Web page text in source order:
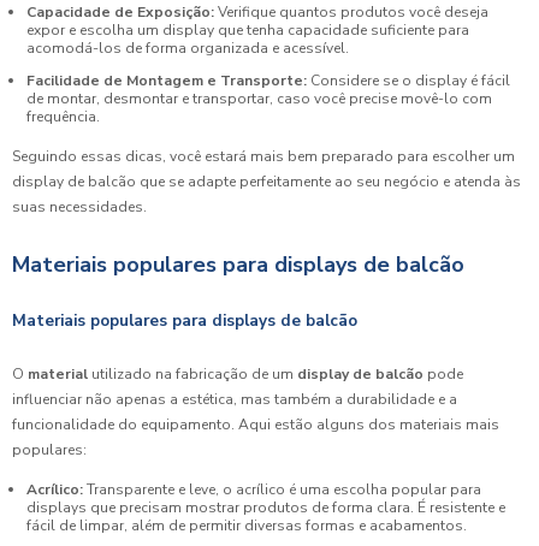
Capacidade de Exposição:Verifique quantos produtos você deseja
expor e escolha um display que tenha capacidade suficiente para
acomodá-los de forma organizada e acessível.
Facilidade de Montagem e Transporte: Considere se o display é fácil
de montar, desmontar e transportar, caso você precise movê-lo com
frequência.
Seguindo essas dicas, você estará mais bem preparado para escolher um
display de balcão que se adapte perfeitamente ao seu negócio e atenda às
suas necessidades.
Materiais populares para displays de balcão
Materiais populares para displays de balcão
O material utilizado na fabricação de um display de balcão pode
influenciar não apenas a estética, mas também a durabilidade e a
funcionalidade do equipamento. Aqui estão alguns dos materiais mais
populares:
Acrílico:Transparente e leve, o acrílico é uma escolha popular para
displays que precisam mostrar produtos de forma clara. É resistente e
fácil de limpar, além de permitir diversas formas e acabamentos.